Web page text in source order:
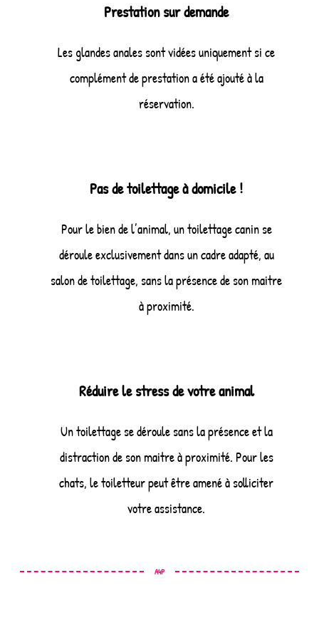
Prestation sur demande
Les glandes anales sont vidées uniquement si ce
complément de prestation a été ajouté à la
réservation.
Pas de toilettage à domicile !
Pour le bien de l’animal, un toilettage canin se
déroule exclusivement dans un cadre adapté, au
salon de toilettage, sans la présence de son maitre
à proximité.
Réduire le stress de votre animal
Un toilettage se déroule sans la présence et la
distraction de son maitre à proximité. Pour les
chats, le toiletteur peut être amené à solliciter
votre assistance.
A4P